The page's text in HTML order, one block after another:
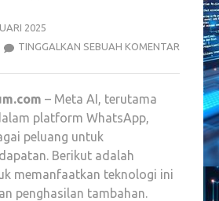
2025
TINGGALKAN SEBUAH KOMENTAR
CARA
META
UNTUK
– Meta AI, terutama
platform WhatsApp,
peluang untuk
Berikut adalah
memanfaatkan teknologi ini
penghasilan tambahan.